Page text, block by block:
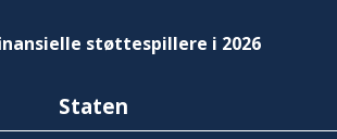
støttespillere i 2026
Staten